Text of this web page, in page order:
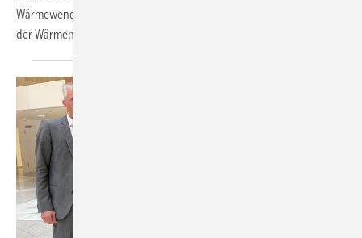
Wärmewende vorgezeichnet. Doch welchen Anteil vom Strombedarf
der Wärmepumpe kann Solarstrom